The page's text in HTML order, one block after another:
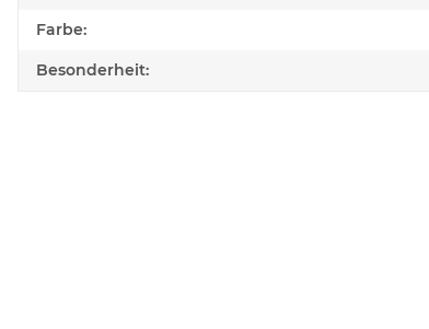
Farbe:
Besonderheit: